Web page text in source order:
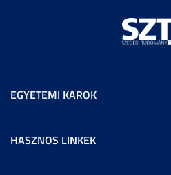
EGYETEMI KAROK
HASZNOS LINKEK